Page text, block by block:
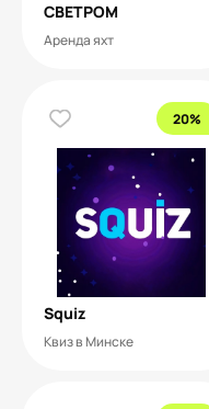
СВЕТРОМ
Аренда яхт
20%
Squiz
Квиз в Минске